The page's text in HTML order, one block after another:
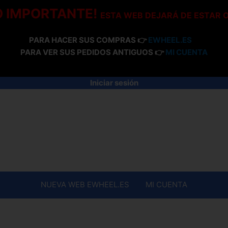
IMPORTANTE! ESTA WEB DEJARÁ DE ESTAR
PARA HACER SUS COMPRAS 👉 EWHEEL.ES
PARA VER SUS PEDIDOS ANTIGUOS 👉 MI CUENTA
Iniciar sesión
NUEVA WEB EWHEEL.ES MI CUENTA